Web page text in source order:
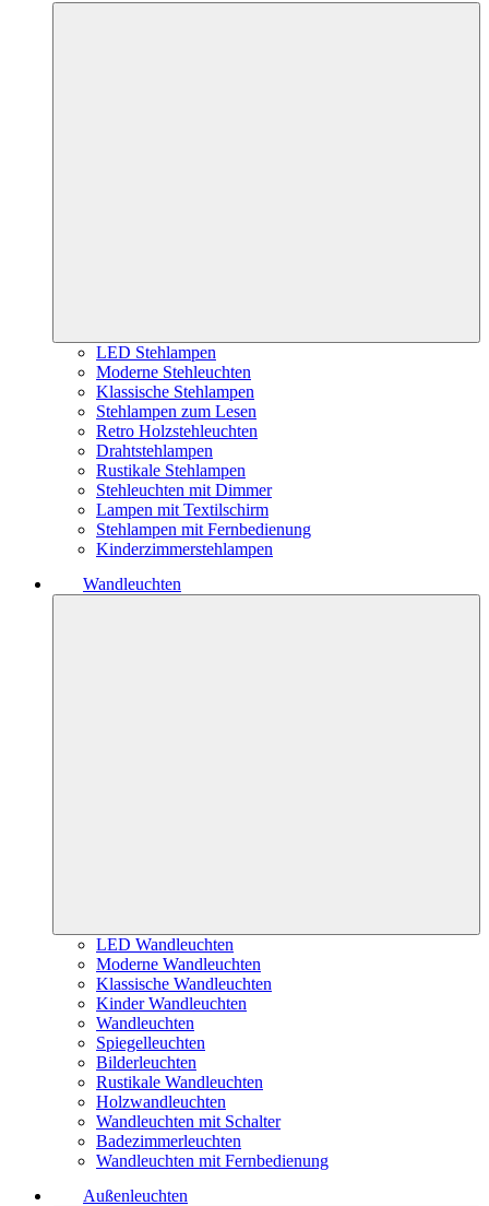
LED Stehlampen
Moderne Stehleuchten
Klassische Stehlampen
Stehlampen zum Lesen
Retro Holzstehleuchten
Drahtstehlampen
Rustikale Stehlampen
Stehleuchten mit Dimmer
Lampen mit Textilschirm
Stehlampen mit Fernbedienung
Kinderzimmerstehlampen
Wandleuchten
LED Wandleuchten
Moderne Wandleuchten
Klassische Wandleuchten
Kinder Wandleuchten
Wandleuchten
Spiegelleuchten
Bilderleuchten
Rustikale Wandleuchten
Holzwandleuchten
Wandleuchten mit Schalter
Badezimmerleuchten
Wandleuchten mit Fernbedienung
Außenleuchten